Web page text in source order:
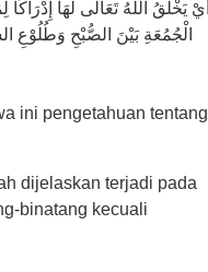
أَيْ يَخْلُقُ اللهُ تَعَالَى لَهَا
الْجُمُعَةِ بَيْنَ الصُّبْحِ وَطُلُوْعِ
ini pengetahuan tentang
dijelaskan terjadi pada
binatang kecuali